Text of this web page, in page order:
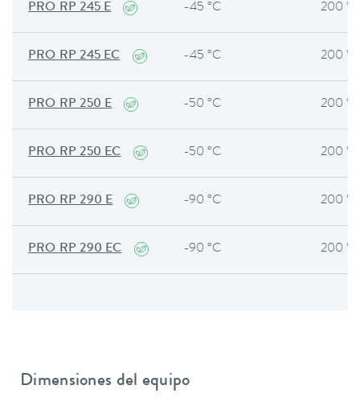
PRO RP 245 E -45 °C 200 °C
PRO RP 245 EC -45 °C 200 °C
PRO RP 250 E -50 °C 200 °C
PRO RP 250 EC -50 °C 200 °C
PRO RP 290 E -90 °C 200 °C
PRO RP 290 EC -90 °C 200 °C
Dimensiones del equipo